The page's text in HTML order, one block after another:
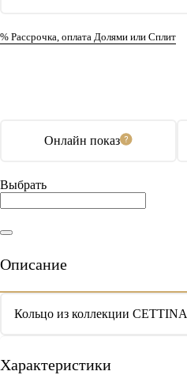
% Рассрочка, оплата Долями или Сплит
Онлайн показ
Выбрать
Описание
Кольцо из коллекции CETTINA
Характеристики